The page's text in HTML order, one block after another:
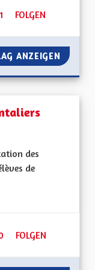
51 FOLLOWER
FOLGEN
DÉVELOPPEMENT
ANZEIGEN
des
de
50 FOLLOWER
FOLGEN
ÉCHANGES